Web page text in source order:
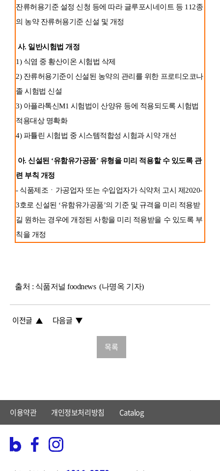
잔류허용기준 설정 신청 등에 따라 글루포시네이트 등 112종
의 농약 잔류허용기준 신설 및 개정
사. 일반시험법 개정
1) 식염 중 황산이온 시험법 삭제
2) 잔류허용기준이 신설된 농약의 관리를 위한 프로티오코나
졸 시험법 신설
3) 아플라톡신M1 시험법이 산양유 등에 적용되도록 시험법
적용대상 명확화
4) 파튤린 시험법 중 시스템적합성 시험과 시약 개선
아. 신설된 ‘유함유가공품’ 유형을 미리 적용할 수 있도록 관
련 부칙 개정
- 식품제조ㆍ가공업자 또는 수입업자가 식약처 고시 제2020-
3호로 신설된 ‘유함유가공품’의 기준 및 규격을 미리 적용받
길 원하는 경우에 개정된 사항을 미리 적용받을 수 있도록 부
칙을 개정
출처 : 식품저널 foodnews (나명옥 기자)
이전글 다음글
목록
이용약관 개인정보처리방침 Catalog